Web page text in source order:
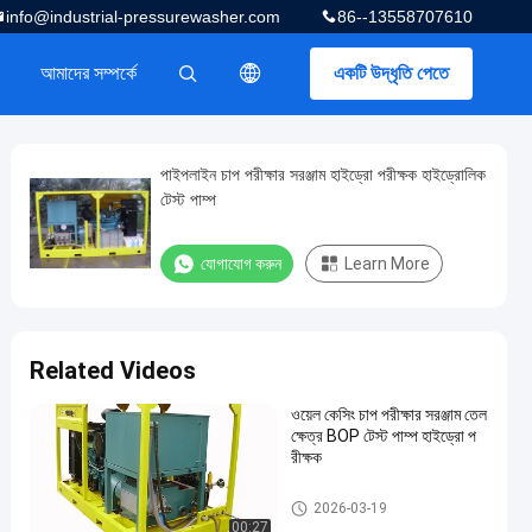
86--13558707610
info@industrial-pressurewasher.com
একটি উদ্ধৃতি পেতে
আমাদের সম্পর্কে
পাইপলাইন চাপ পরীক্ষার সরঞ্জাম হাইড্রো পরীক্ষক হাইড্রোলিক
টেস্ট পাম্প
যোগাযোগ করুন Learn More
Related Videos
00:27
ওয়েল কেসিং চাপ পরীক্ষার সরঞ্জাম তেল
ক্ষেত্র BOP টেস্ট পাম্প হাইড্রো প
রীক্ষক
বৈদ্যুতিক হাইড্রো টেস্ট পাম্প
2026-03-19